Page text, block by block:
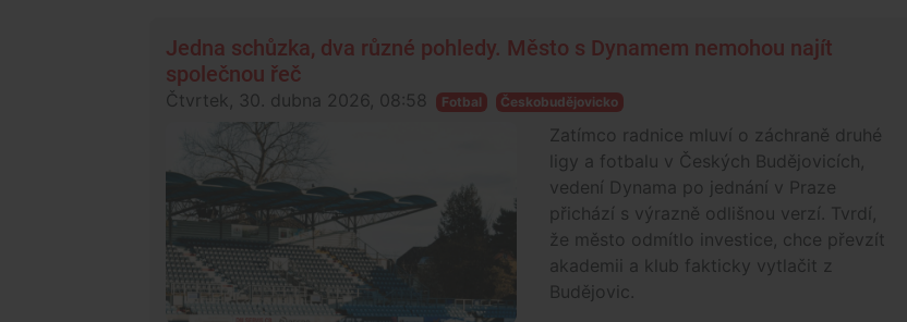
Jedna schůzka, dva různé pohledy. Město s Dynamem nemohou najít
společnou řeč
Čtvrtek, 30. dubna 2026, 08:58 Fotbal Českobudějovicko
Zatímco radnice mluví o záchraně druhé
ligy a fotbalu v Českých Budějovicích,
vedení Dynama po jednání v Praze
přichází s výrazně odlišnou verzí. Tvrdí,
že město odmítlo investice, chce převzít
akademii a klub fakticky vytlačit z
Budějovic.